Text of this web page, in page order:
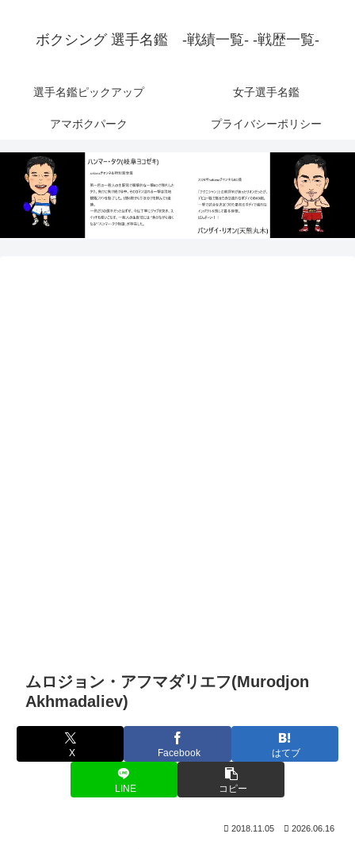
ボクシング 選手名鑑 -戦績一覧- -戦歴一覧-
選手名鑑ピックアップ 女子選手名鑑
アマボクパーク プライバシーポリシー
ムロジョン・アフマダリエフ(Murodjon
Akhmadaliev)
X Facebook はてブ
LINE コピー
2018.11.05 2026.06.16